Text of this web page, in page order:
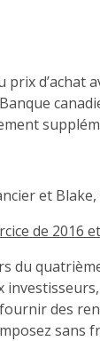
et
de 2016
des
sans